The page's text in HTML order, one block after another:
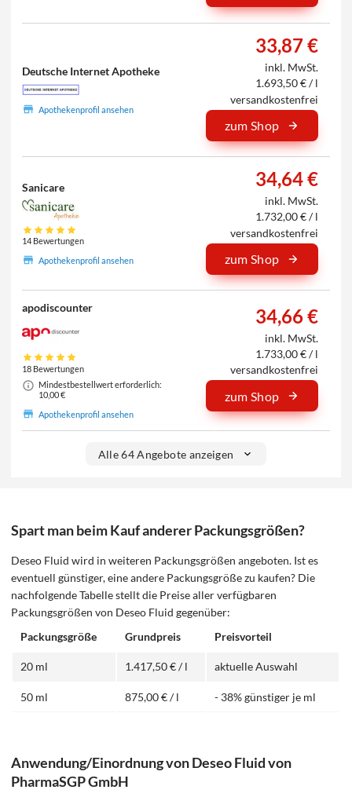
Deutsche Internet Apotheke
Apothekenprofil ansehen
33,87 €
inkl. MwSt.
1.693,50 € / l
versandkostenfrei
zum Shop
Sanicare
14 Bewertungen
Apothekenprofil ansehen
34,64 €
inkl. MwSt.
1.732,00 € / l
versandkostenfrei
zum Shop
apodiscounter
18 Bewertungen
Mindestbestellwert erforderlich:
10,00 €
Apothekenprofil ansehen
34,66 €
inkl. MwSt.
1.733,00 € / l
versandkostenfrei
zum Shop
Alle 64 Angebote anzeigen
Spart man beim Kauf anderer Packungsgrößen?
Deseo Fluid wird in weiteren Packungsgrößen angeboten. Ist es
eventuell günstiger, eine andere Packungsgröße zu kaufen? Die
nachfolgende Tabelle stellt die Preise aller verfügbaren
Packungsgrößen von Deseo Fluid gegenüber:
Packungsgröße
Grundpreis Preisvorteil
20 ml 1.417,50 € / l aktuelle Auswahl
50 ml 875,00 € / l - 38% günstiger je ml
Anwendung/Einordnung von Deseo Fluid von
PharmaSGP GmbH